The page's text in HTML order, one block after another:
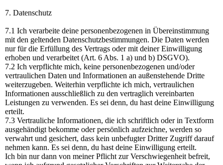
7. Datenschutz
7.1 Ich verarbeite deine personenbezogenen in Übereinstimmung
mit den geltenden Datenschutzbestimmungen. Die Daten werden
nur für die Erfüllung des Vertrags oder mit deiner Einwilligung
erhoben und verarbeitet (Art. 6 Abs. 1 a) und b) DSGVO).
7.2 Ich verpflichte mich, keine personenbezogenen und/oder
vertraulichen Daten und Informationen an außenstehende Dritte
weiterzugeben. Weiterhin verpflichte ich mich, vertraulichen
Informationen ausschließlich zu den vertraglich vereinbarten
Leistungen zu verwenden. Es sei denn, du hast deine Einwilligung
erteilt.
7.3 Vertrauliche Informationen, die ich schriftlich oder in Textform
ausgehändigt bekomme oder persönlich aufzeichne, werden so
verwahrt und gesichert, dass kein unbefugter Dritter Zugriff darauf
nehmen kann. Es sei denn, du hast deine Einwilligung erteilt.
Ich bin nur dann von meiner Pflicht zur Verschwiegenheit befreit,